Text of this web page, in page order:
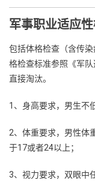
军事职业适应性
包括体格检查（含传
格检查标准参照《军
直接淘汰。‌‌
1、身高要求，男生不
2、体重要求，男性体
于17或者24以上；
3、视力要求，双眼中